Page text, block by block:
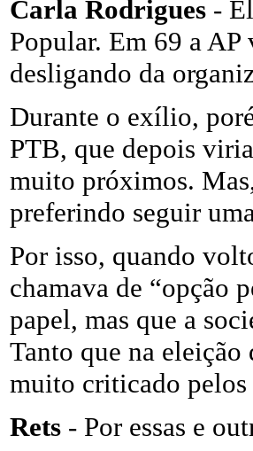
Carla Rodrigues -
Popular. Em 69 a
desligando da
Durante o exílio,
PTB, que depois
muito próximos.
preferindo seguir
Por isso, quando
chamava de “opção
papel, mas que a
Tanto que na
muito criticado pelos
Rets - Por essas e